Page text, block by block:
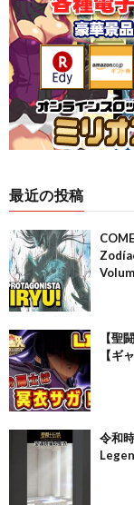
最近の投稿
【聖
【ギ
令和